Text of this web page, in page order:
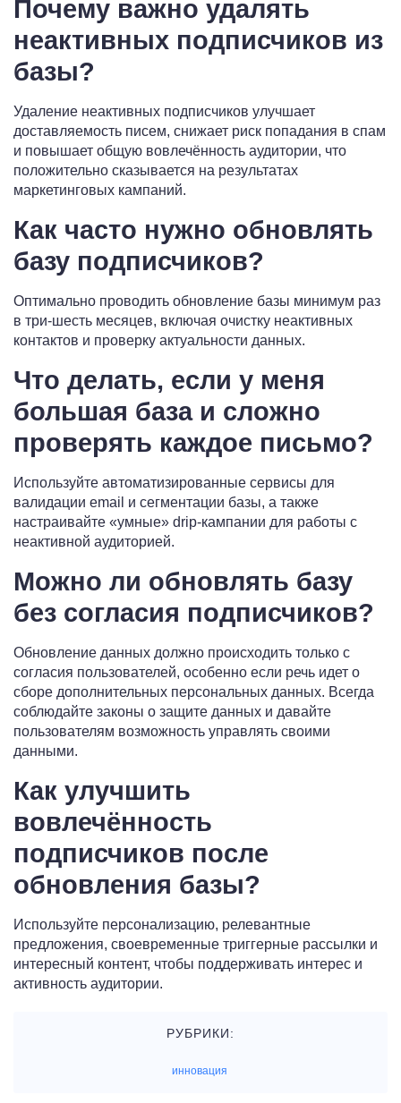
Почему важно удалять
неактивных подписчиков из
базы?
Удаление неактивных подписчиков улучшает
доставляемость писем, снижает риск попадания в спам
и повышает общую вовлечённость аудитории, что
положительно сказывается на результатах
маркетинговых кампаний.
Как часто нужно обновлять
базу подписчиков?
Оптимально проводить обновление базы минимум раз
в три-шесть месяцев, включая очистку неактивных
контактов и проверку актуальности данных.
Что делать, если у меня
большая база и сложно
проверять каждое письмо?
Используйте автоматизированные сервисы для
валидации email и сегментации базы, а также
настраивайте «умные» drip-кампании для работы с
неактивной аудиторией.
Можно ли обновлять базу
без согласия подписчиков?
Обновление данных должно происходить только с
согласия пользователей, особенно если речь идет о
сборе дополнительных персональных данных. Всегда
соблюдайте законы о защите данных и давайте
пользователям возможность управлять своими
данными.
Как улучшить
вовлечённость
подписчиков после
обновления базы?
Используйте персонализацию, релевантные
предложения, своевременные триггерные рассылки и
интересный контент, чтобы поддерживать интерес и
активность аудитории.
РУБРИКИ:
инновация